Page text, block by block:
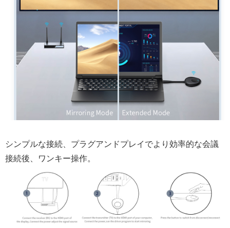
シンプルな接続、プラグアンドプレイでより効率的な会議
接続後、ワンキー操作。